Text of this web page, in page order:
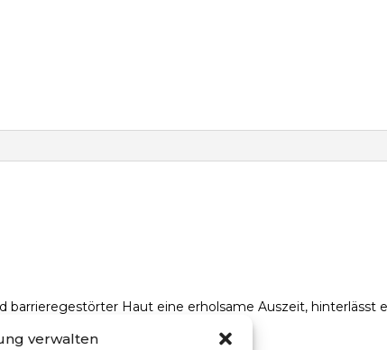
verwalten
barrieregestörter Haut eine erholsame Auszeit, hinterlässt